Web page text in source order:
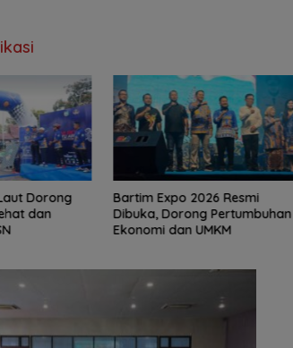
Resmi
HubFest 2026 Kotabaru Sukses
Digelar, Trans Saijaan Gratis
Mulai Beroperasi